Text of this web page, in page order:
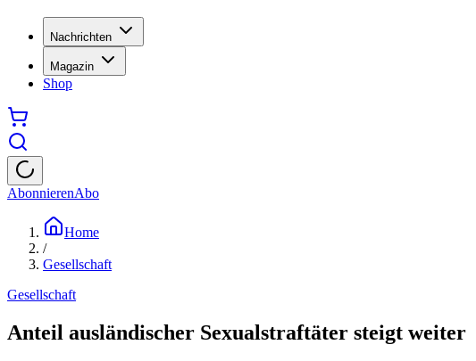
Nachrichten
Magazin
Shop
AbonnierenAbo
Home
/
Gesellschaft
Gesellschaft
Anteil ausländischer Sexualstraftäter steigt weiter